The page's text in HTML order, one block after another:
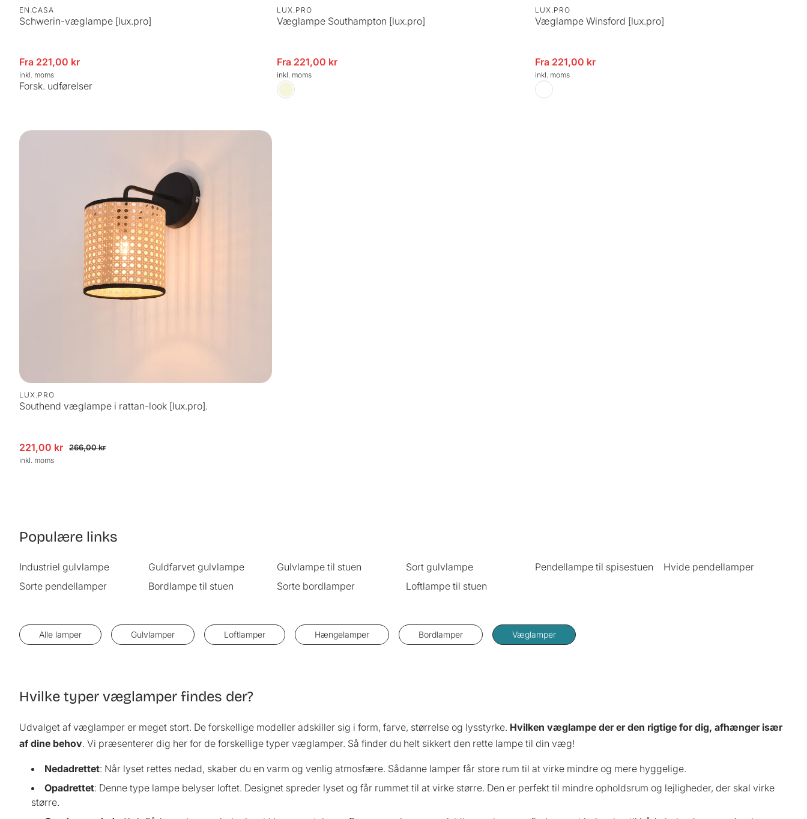
EN.CASA
Schwerin-væglampe [lux.pro]
Fra 221,00 kr
inkl. moms
Forsk. udførelser
LUX.PRO
Væglampe Southampton [lux.pro]
Udsalgspris
Fra 221,00 kr
inkl. moms
LUX.PRO
Væglampe Winsford [lux.pro]
Udsalgspris
Fra 221,00 kr
inkl. moms
LUX.PRO
Southend væglampe i rattan-look [lux.pro].
221,00 kr 266,00 kr
inkl. moms
Populære links
Industriel gulvlampe Guldfarvet gulvlampe Gulvlampe til stuen Sort gulvlampe Pendellampe til spisestuen
Hvide pendellamper
Sorte pendellamper
Bordlampe til stuen Sorte bordlamper Loftlampe til stuen
Alle lamper Gulvlamper Loftlamper Hængelamper Bordlamper Væglamper
Hvilke typer væglamper findes der?
Udvalget af væglamper er meget stort. De forskellige modeller adskiller sig i form, farve, størrelse og lysstyrke. Hvilken væglampe der er den rigtige for dig, afhænger især
af dine behov. Vi præsenterer dig her for de forskellige typer væglamper. Så finder du helt sikkert den rette lampe til din væg!
Nedadrettet: Når lyset rettes nedad, skaber du en varm og venlig atmosfære. Sådanne lamper får store rum til at virke mindre og mere hyggelige.
Opadrettet: Denne type lampe belyser loftet. Designet spreder lyset og får rummet til at virke større. Den er perfekt til mindre opholdsrum og lejligheder, der skal virke
større.